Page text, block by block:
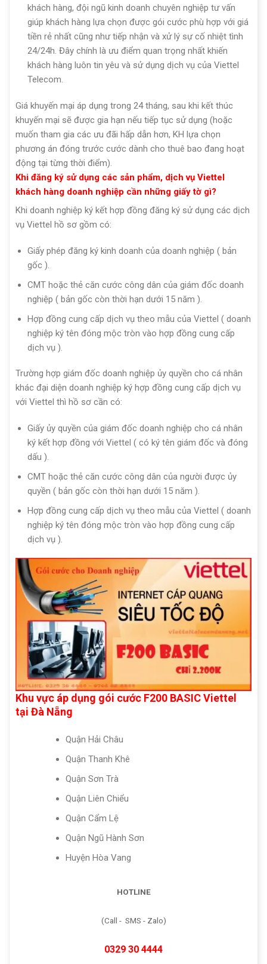
khách hàng, đội ngũ kinh doanh chuyên nghiệp tư vấn
giúp khách hàng lựa chọn được gói cước phù hợp với giá
tiền rẻ nhất cũng như tiếp nhận và xử lý sự cố nhiệt tình
24/24h. Đây chính là ưu điểm quan trọng nhất khiến
khách hàng luôn tin yêu và sử dụng dịch vụ của Viettel
Telecom.
Giá khuyến mại áp dụng trong 24 tháng, sau khi kết thúc
khuyến mại sẽ được gia hạn nếu tiếp tục sử dụng (hoặc
muốn tham gia các ưu đãi hấp dẫn hơn, KH lựa chọn
phương án đóng trước cước dành cho thuê bao đang hoạt
động tại từng thời điểm).
Khi đăng ký sử dụng các sản phẩm, dịch vụ Viettel
khách hàng doanh nghiệp cần những giấy tờ gì?
Khi doanh nghiệp ký kết hợp đồng đăng ký sử dụng các dịch
vụ Viettel hồ sơ gồm có:
Giấy phép đăng ký kinh doanh của doanh nghiệp ( bản
gốc ).
CMT hoặc thẻ căn cước công dân của giám đốc doanh
nghiệp ( bản gốc còn thời hạn dưới 15 năm ).
Hợp đồng cung cấp dịch vụ theo mẫu của Viettel ( doanh
nghiệp ký tên đóng mộc tròn vào hợp đồng cung cấp
dịch vụ ).
Trường hợp giám đốc doanh nghiệp ủy quyền cho cá nhân
khác đại diện doanh nghiệp ký hợp đồng cung cấp dịch vụ
với Viettel thì hồ sơ cần có:
Giấy ủy quyền của giám đốc doanh nghiệp cho cá nhân
ký kết hợp đồng với Viettel ( có ký tên giám đốc và đóng
dấu ).
CMT hoặc thẻ căn cước công dân của người được ủy
quyền ( bản gốc còn thời hạn dưới 15 năm ).
Hợp đồng cung cấp dịch vụ theo mẫu của Viettel ( doanh
nghiệp ký tên đóng mộc tròn vào hợp đồng cung cấp
dịch vụ ).
Khu vực áp dụng gói cước F200 BASIC Viettel
tại Đà Nẵng
Quận Hải Châu
Quận Thanh Khê
Quận Sơn Trà
Quận Liên Chiểu
Quận Cẩm Lệ
Quận Ngũ Hành Sơn
Huyện Hòa Vang
HOTLINE
(Call - SMS - Zalo)
0329 30 4444